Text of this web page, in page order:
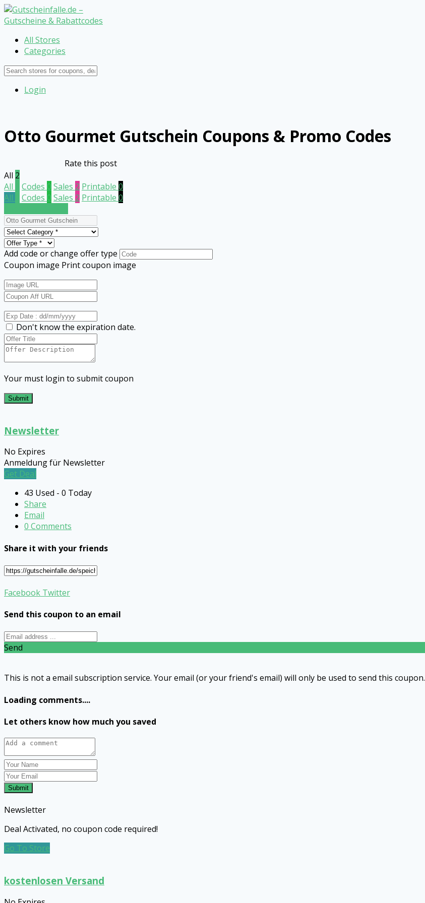
All Stores
Categories
Login
Otto Gourmet Gutschein Coupons & Promo Codes
Rate this post
All 2
All
Codes 0 Sales 2 Printable 0
All
Codes 0 Sales 2 Printable 0
Add code or change offer type
Coupon image Print coupon image
Don't know the expiration date.
Your must login to submit coupon
Submit
Newsletter
No Expires
Anmeldung für Newsletter
Get Deal
43 Used - 0 Today
Share
Email
0 Comments
Share it with your friends
Facebook Twitter
Send this coupon to an email
Send
This is not a email subscription service. Your email (or your friend's email) will only be used to send this coupon.
Loading comments....
Let others know how much you saved
Submit
Newsletter
Deal Activated, no coupon code required!
Go To Store
kostenlosen Versand